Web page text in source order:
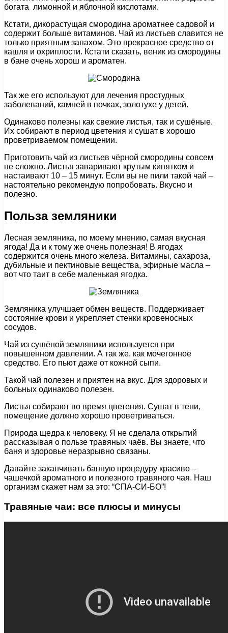
богата лимонной и яблочной кислотами.
Кстати, дикорастущая смородина ароматнее садовой и
содержит больше витаминов. Чай из листьев славится не
только приятным запахом. Это прекрасное средство от
кашля и охриплости. Кстати сказать, веник из смородины
в бане очень хорош и ароматен.
Так же его используют для лечения простудных
заболеваний, камней в почках, золотухе у детей.
Одинаково полезны как свежие листья, так и сушёные.
Их собирают в период цветения и сушат в хорошо
проветриваемом помещении.
Приготовить чай из листьев чёрной смородины совсем
не сложно. Листья заваривают крутым кипятком и
настаивают 10 – 15 минут. Если вы не пили такой чай –
настоятельно рекомендую попробовать. Вкусно и
полезно.
Польза земляники
Лесная земляника, по моему мнению, самая вкусная
ягода! Да и к тому же очень полезная! В ягодах
содержится очень много железа. Витамины, сахароза,
дубильные и пектиновые вещества, эфирные масла –
вот что таит в себе маленькая ягодка.
Земляника улучшает обмен веществ. Поддерживает
состояние крови и укрепляет стенки кровеносных
сосудов.
Чай из сушёной земляники используется при
повышенном давлении. А так же, как мочегонное
средство. Его пьют даже от кожной сыпи.
Такой чай полезен и приятен на вкус. Для здоровых и
больных одинаково полезен.
Листья собирают во время цветения. Сушат в тени,
помещение должно хорошо проветриваться.
Природа щедра к человеку. Я не сделала открытий
рассказывая о пользе травяных чаёв. Вы знаете, что
баня и здоровье неразрывно связаны.
Давайте заканчивать банную процедуру красиво –
чашечкой ароматного и полезного травяного чая. Наш
организм скажет нам за это: “СПА-СИ-БО”!
Травяные чаи: все плюсы и минусы